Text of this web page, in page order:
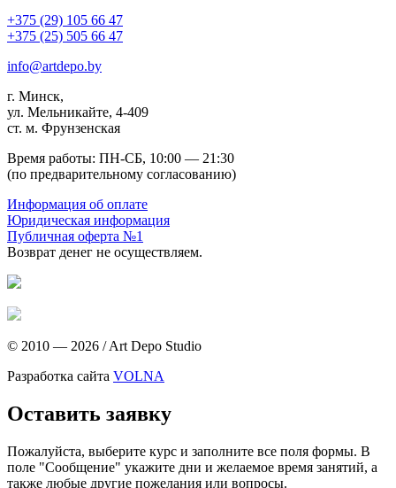
+375 (29) 105 66 47
+375 (25) 505 66 47
info@artdepo.by
г. Минск,
ул. Мельникайте, 4-409
ст. м. Фрунзенская
Время работы: ПН-СБ, 10:00 — 21:30
(по предварительному согласованию)
Информация об оплате
Юридическая информация
Публичная оферта №1
Возврат денег не осуществляем.
© 2010 — 2026 /Art Depo Studio
Разработка сайта VOLNA
Оставить заявку
Пожалуйста, выберите курс и заполните все поля формы. В
поле "Сообщение" укажите дни и желаемое время занятий, а
также любые другие пожелания или вопросы.